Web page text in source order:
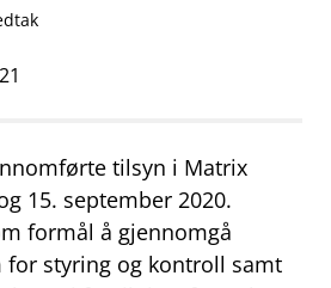
tilsyn i Matrix
15. september 2020.
formål å gjennomgå
for styring og kontroll samt